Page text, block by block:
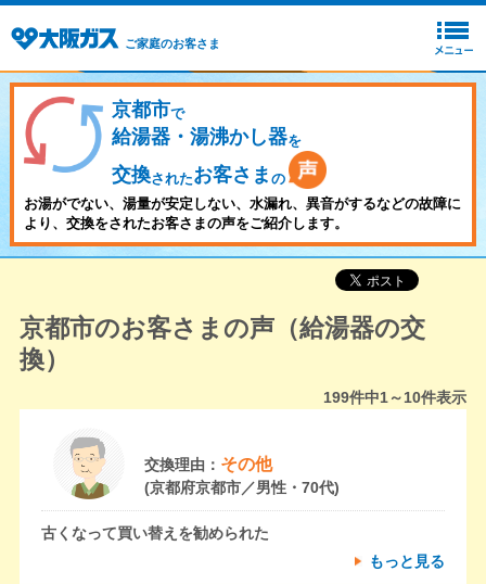
ご家庭のお客さま
京都市で
給湯器・湯沸かし器を
交換されたお客さま の
お湯がでない、湯量が安定しない、水漏れ、異音がするなどの故障に
より、交換をされたお客さまの声をご紹介します。
京都市のお客さまの声（給湯器の交
換）
199件中1～10件表示
交換理由： その他
(京都府京都市／男性・70代)
古くなって買い替えを勧められた
もっと見る